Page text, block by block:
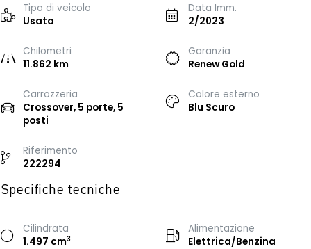
Tipo di veicolo
Usata
Data Imm.
2/2023
Chilometri
11.862 km
Garanzia
Renew Gold
Carrozzeria
Crossover, 5 porte, 5
posti
Colore esterno
Blu Scuro
Riferimento
222294
Specifiche tecniche
Cilindrata
1.497 cm3
Alimentazione
Elettrica/Benzina